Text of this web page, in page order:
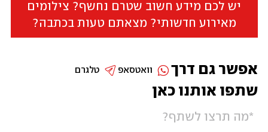
יש לכם מידע חשוב שטרם נחשף? צילומים
מאירוע חדשותי? מצאתם טעות בכתבה?
שתפו אותנו כאן
אפשר גם דרך טלגרם וואטסאפ